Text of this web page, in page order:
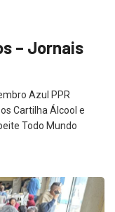
– Jornais
Azul PPR
Cartilha Álcool e
Todo Mundo